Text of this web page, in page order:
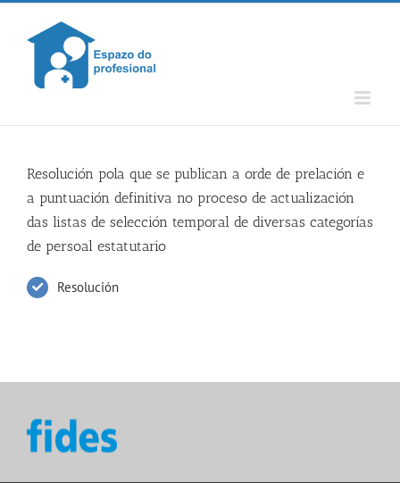
Skip
content
Resolución pola que se publican a orde de prelación e
a puntuación definitiva no proceso de actualización
das listas de selección temporal de diversas categorías
de persoal estatutario
Resolución